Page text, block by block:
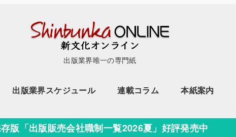
出版業界唯一の専門紙
出版業界スケジュール 連載コラム 本紙案内
版「出版販売会社職制一覧2026夏」好評発売中